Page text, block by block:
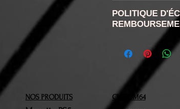
coque
Nacré et vernis
POLITIQUE
disposez
de rétractation
la réception
retour ne sera
NOS PRODUITS CUSTOM64